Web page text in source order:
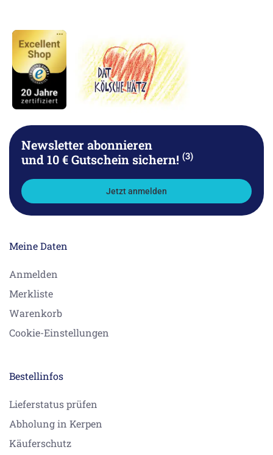
Newsletter abonnieren
und 10 € Gutschein sichern! (3)
Jetzt anmelden
Meine Daten
Anmelden
Merkliste
Warenkorb
Cookie-Einstellungen
Bestellinfos
Lieferstatus prüfen
Abholung in Kerpen
Käuferschutz